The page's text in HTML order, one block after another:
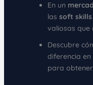
En un
las soft skills
valiosas que
Descubre
diferencia en
para